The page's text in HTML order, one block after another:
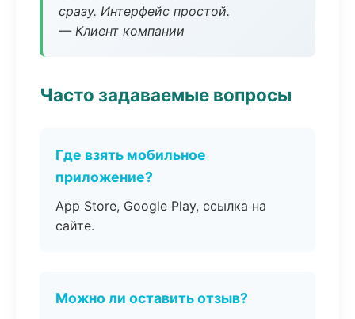
сразу. Интерфейс простой.
— Клиент компании
Часто задаваемые вопросы
Где взять мобильное
приложение?
App Store, Google Play, ссылка на
сайте.
Можно ли оставить отзыв?